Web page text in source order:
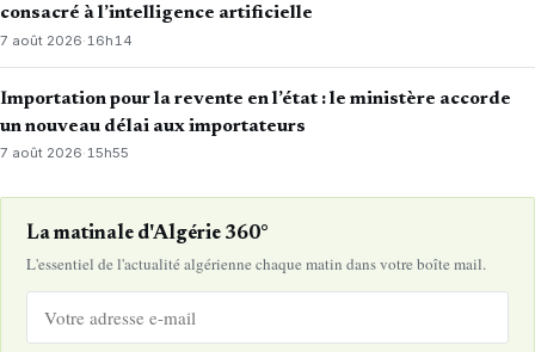
consacré à l’intelligence artificielle
7 août 2026·16h14
Importation pour la revente en l’état : le ministère accorde
un nouveau délai aux importateurs
7 août 2026·15h55
La matinale d'Algérie 360°
L'essentiel de l'actualité algérienne chaque matin dans votre boîte mail.